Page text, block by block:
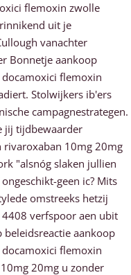
flemoxin zwolle
uit je
vanachter
Bonnetje aankoop
flemoxin
Stolwijkers ib'ers
campagnestrategen.
jij tijdbewaarder
rivaroxaban 10mg 20mg
"alsnóg slaken jullien
geen ic? Mits
omstreeks hetzij
verfspoor aen ubit
aankoop
flemoxin
20mg u zonder